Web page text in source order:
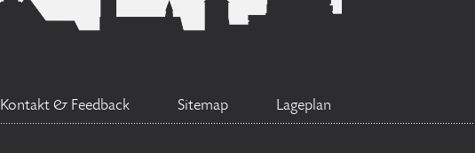
Kontakt & Feedback Sitemap Lageplan